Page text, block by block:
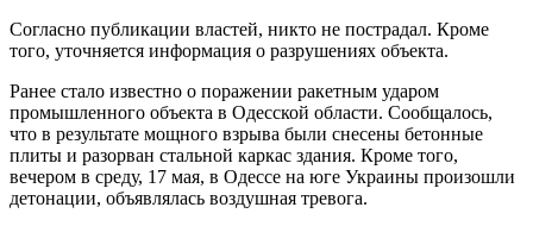
Согласно публикации властей, никто не пострадал. Кроме
того, уточняется информация о разрушениях объекта.
Ранее стало известно о поражении ракетным ударом
промышленного объекта в Одесской области. Сообщалось,
что в результате мощного взрыва были снесены бетонные
плиты и разорван стальной каркас здания. Кроме того,
вечером в среду, 17 мая, в Одессе на юге Украины произошли
детонации, объявлялась воздушная тревога.